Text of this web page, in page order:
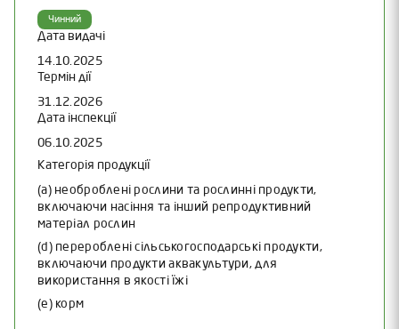
Чинний
Дата видачі
14.10.2025
Термін дії
31.12.2026
Дата інспекції
06.10.2025
Категорія продукції
(a) необроблені рослини та рослинні продукти,
включаючи насіння та інший репродуктивний
матеріал рослин
(d) перероблені сільськогосподарські продукти,
включаючи продукти аквакультури, для
використання в якості їжі
(e) корм